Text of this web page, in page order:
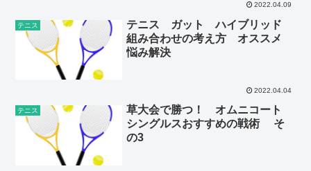
2022.04.09
テニス
テニス ガット ハイブリッド
組み合わせの考え方 オススメ
悩み解決
2022.04.04
テニス
草大会で勝つ！ オムニコート
シングルスおすすめの戦術 そ
の3